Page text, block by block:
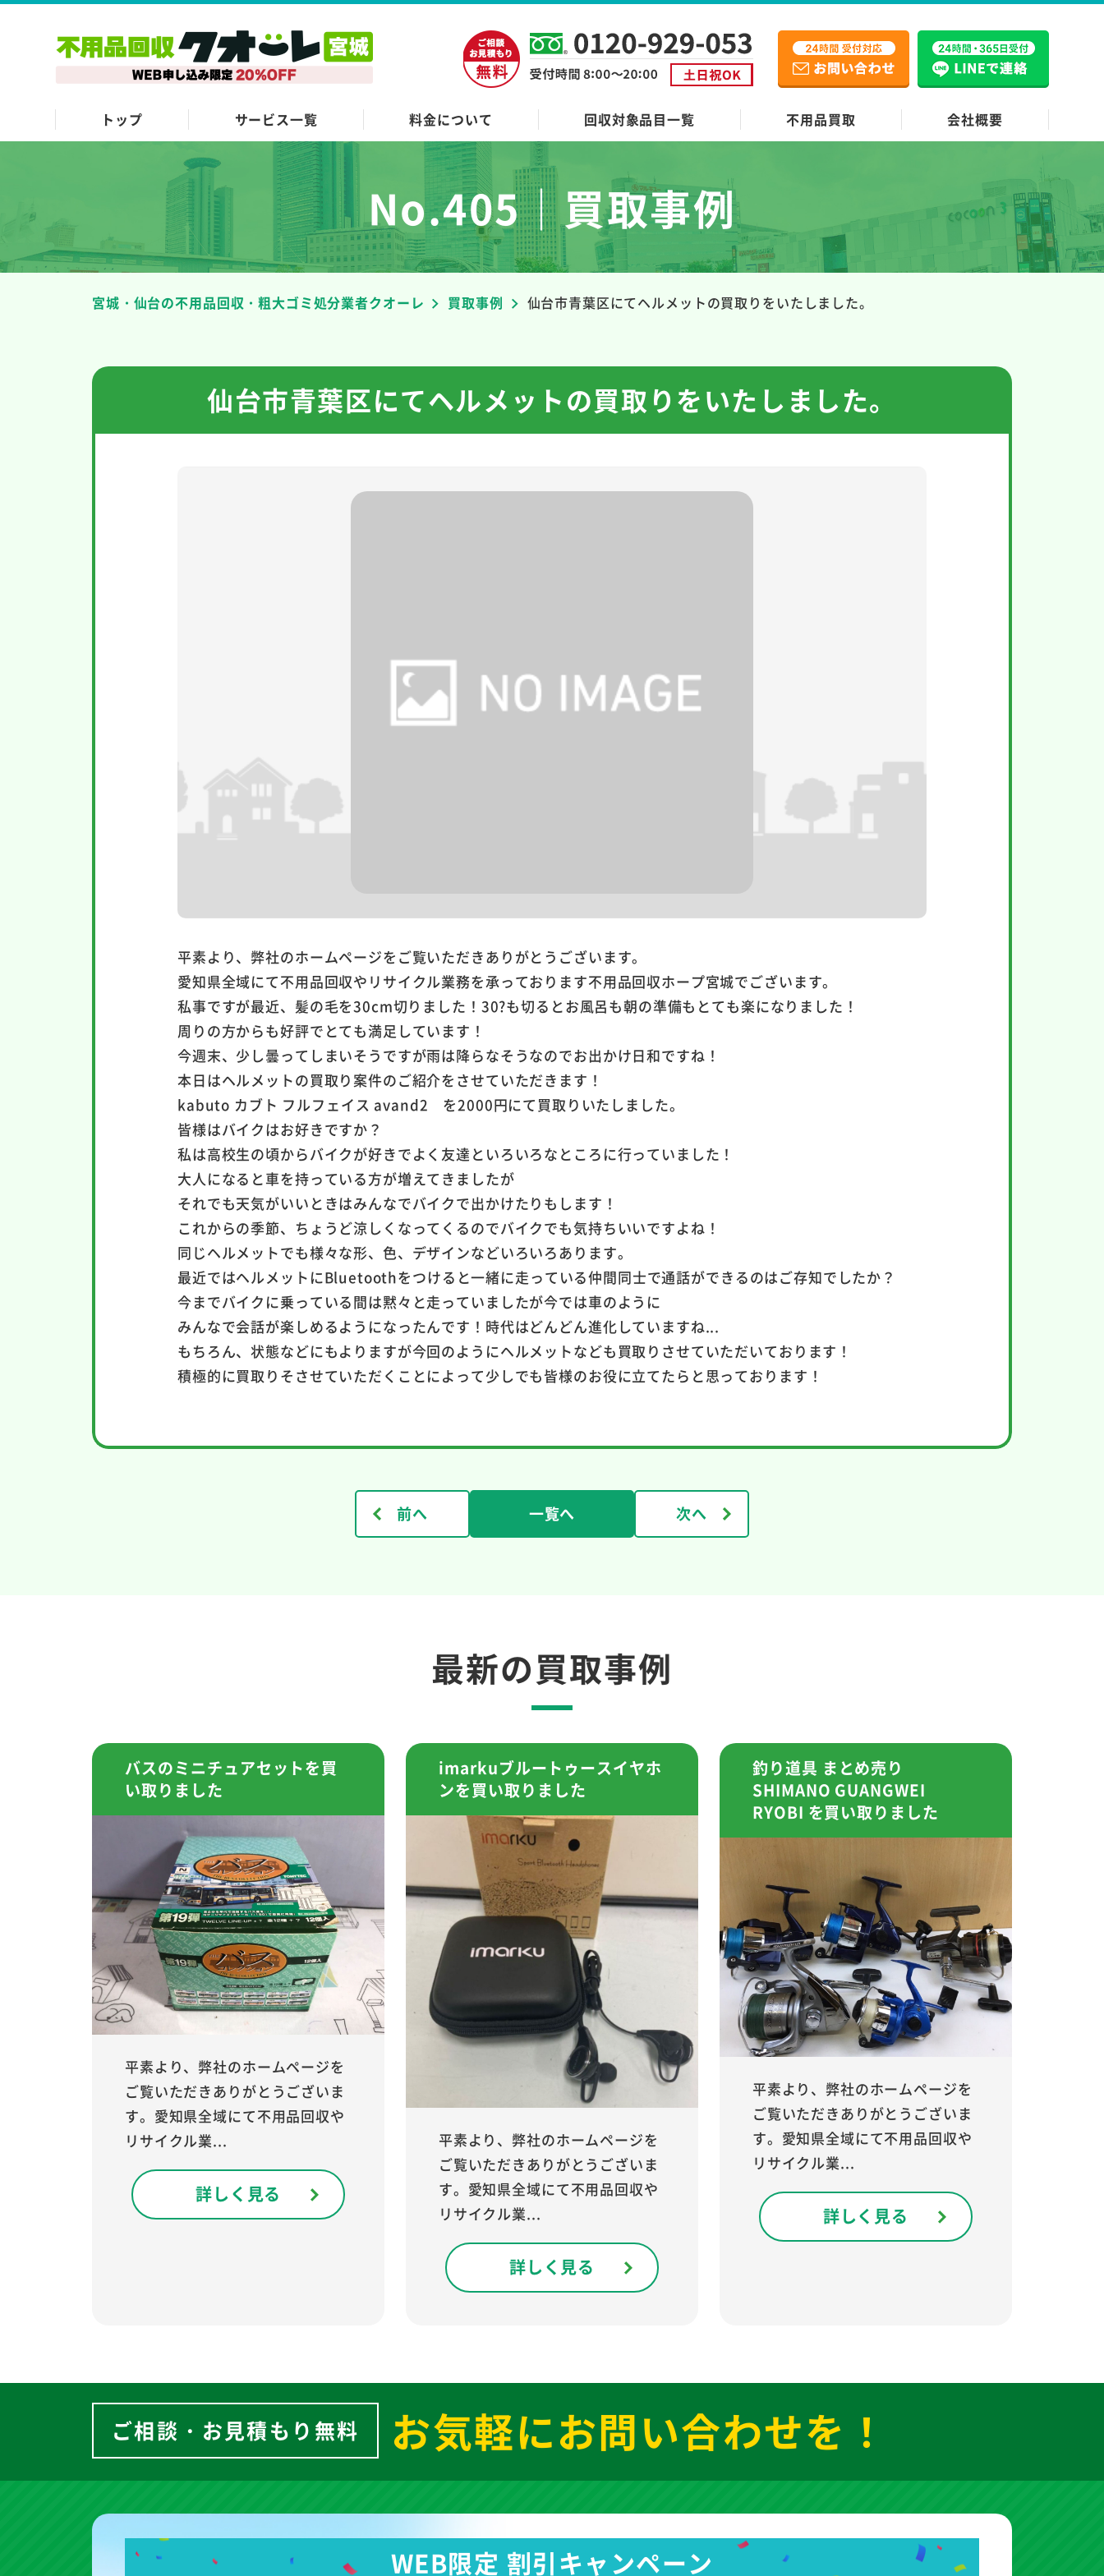
トップ サービス一覧 料金について 回収対象品目一覧 不用品買取 会社概要
No.405｜買取事例
宮城・仙台の不用品回収・粗大ゴミ処分業者クオーレ 買取事例 仙台市青葉区にてヘルメットの買取りをいたしました。
仙台市青葉区にてヘルメットの買取りをいたしました。
平素より、弊社のホームページをご覧いただきありがとうございます。
愛知県全域にて不用品回収やリサイクル業務を承っております不用品回収ホープ宮城でございます。
私事ですが最近、髪の毛を30cm切りました！30?も切るとお風呂も朝の準備もとても楽になりました！
周りの方からも好評でとても満足しています！
今週末、少し曇ってしまいそうですが雨は降らなそうなのでお出かけ日和ですね！
本日はヘルメットの買取り案件のご紹介をさせていただきます！
kabuto カブト フルフェイス avand2 を2000円にて買取りいたしました。
皆様はバイクはお好きですか？
私は高校生の頃からバイクが好きでよく友達といろいろなところに行っていました！
大人になると車を持っている方が増えてきましたが
それでも天気がいいときはみんなでバイクで出かけたりもします！
これからの季節、ちょうど涼しくなってくるのでバイクでも気持ちいいですよね！
同じヘルメットでも様々な形、色、デザインなどいろいろあります。
最近ではヘルメットにBluetoothをつけると一緒に走っている仲間同士で通話ができるのはご存知でしたか？
今までバイクに乗っている間は黙々と走っていましたが今では車のように
みんなで会話が楽しめるようになったんです！時代はどんどん進化していますね...
もちろん、状態などにもよりますが今回のようにヘルメットなども買取りさせていただいております！
積極的に買取りそさせていただくことによって少しでも皆様のお役に立てたらと思っております！
前へ 一覧へ 次へ
最新の買取事例
バスのミニチュアセットを買
い取りました
平素より、弊社のホームページを
ご覧いただきありがとうございま
す。愛知県全域にて不用品回収や
リサイクル業...
詳しく見る
imarkuブルートゥースイヤホ
ンを買い取りました
平素より、弊社のホームページを
ご覧いただきありがとうございま
す。愛知県全域にて不用品回収や
リサイクル業...
詳しく見る
釣り道具 まとめ売り
SHIMANO GUANGWEI
RYOBI を買い取りました
平素より、弊社のホームページを
ご覧いただきありがとうございま
す。愛知県全域にて不用品回収や
リサイクル業...
詳しく見る
ご相談・お見積もり無料 お気軽にお問い合わせを！
WEB限定 割引キャンペーン